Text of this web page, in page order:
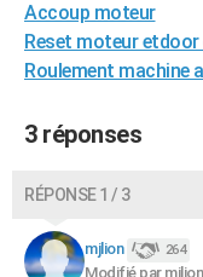
GUIDES D'ACHAT
BONS PLANS
CARTE DE VOEUX
Accoup moteur
Reset moteur etdoor
Roulement machine
3 réponses
RÉPONSE 1 / 3
mjlion 264
Modifié par